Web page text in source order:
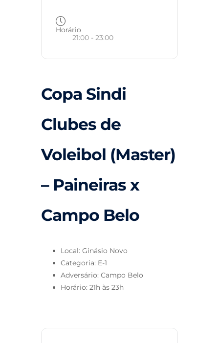
Horário
21:00 - 23:00
Copa Sindi
Clubes de
Voleibol (Master)
– Paineiras x
Campo Belo
Local: Ginásio Novo
Categoria: E-1
Adversário: Campo Belo
Horário: 21h às 23h